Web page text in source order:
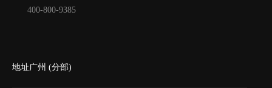
400-800-9385
地址广州 (分部)